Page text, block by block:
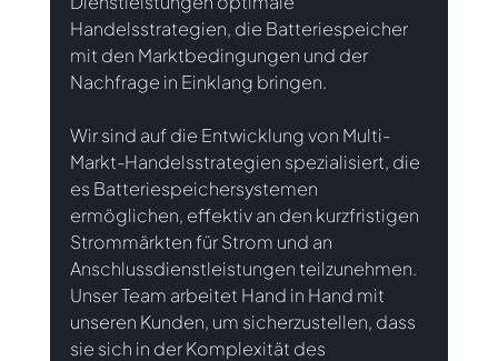
Handelsstrategien, die Batteriespeicher
mit den Marktbedingungen und der
Nachfrage in Einklang bringen.
Wir sind auf die Entwicklung von Multi-
Markt-Handelsstrategien spezialisiert, die
es Batteriespeichersystemen
ermöglichen, effektiv an den kurzfristigen
Strommärkten für Strom und an
Anschlussdienstleistungen teilzunehmen.
Unser Team arbeitet Hand in Hand mit
unseren Kunden, um sicherzustellen, dass
sie sich in der Komplexität des